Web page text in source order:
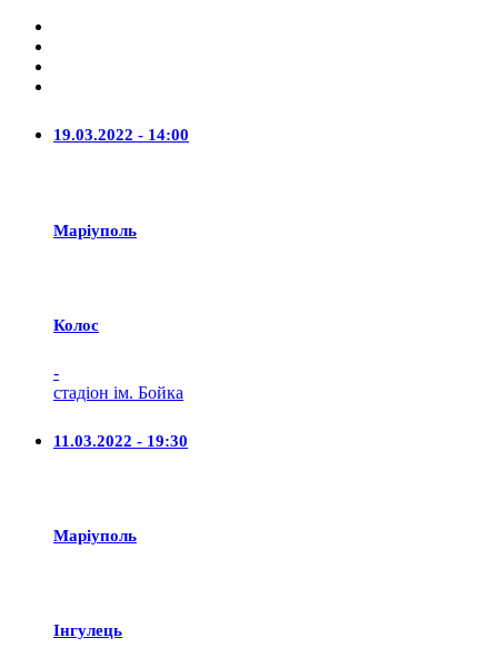
19.03.2022 - 14:00
Маріуполь
Колос
-
стадіон ім. Бойка
11.03.2022 - 19:30
Маріуполь
Iнгулець